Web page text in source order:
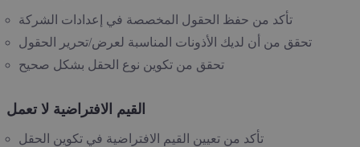
تأكد من حفظ الحقول المخصصة في إعدادات الشركة
تحقق من أن لديك الأذونات المناسبة لعرض/تحرير الحقول
تحقق من تكوين نوع الحقل بشكل صحيح
القيم الافتراضية لا تعمل
تأكد من تعيين القيم الافتراضية في تكوين الحقل